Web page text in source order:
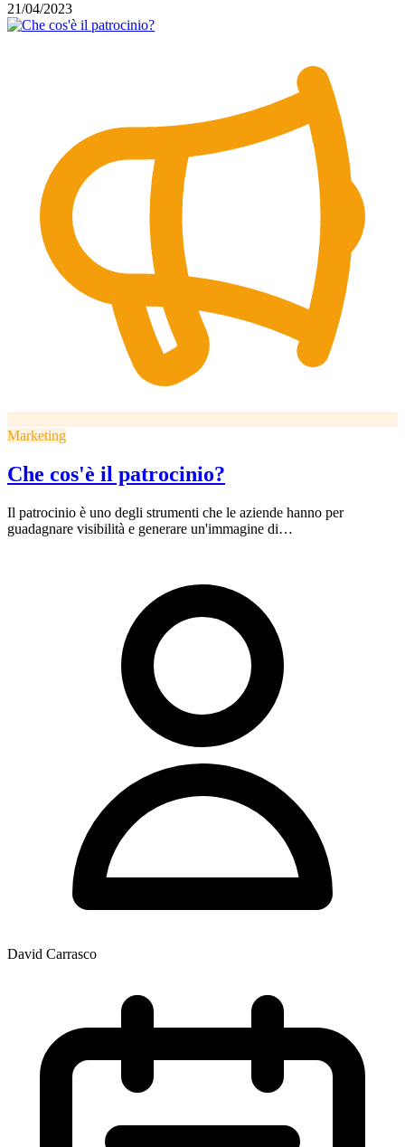
21/04/2023
Marketing
Che cos'è il patrocinio?
Il patrocinio è uno degli strumenti che le aziende hanno per
guadagnare visibilità e generare un'immagine di…
David Carrasco